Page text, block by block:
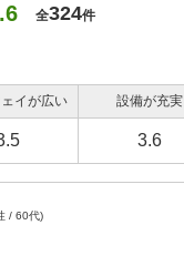
全324件
イが広い 設備が充実
3.6
/ 60代)